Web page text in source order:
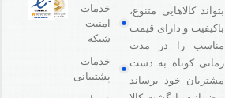
بتواند کالاهایی متنوع،
باکیفیت و دارای قیمت
مناسب را در مدت
زمانی کوتاه به دست
مشتریان خود برساند
خدمات
امنیت
شبکه
خدمات
پشتیبانی